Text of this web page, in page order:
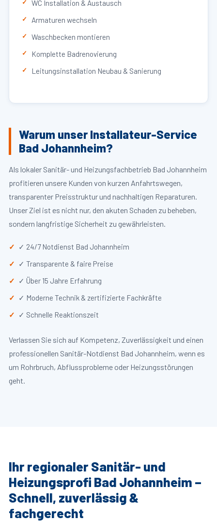
WC Installation & Austausch
Armaturen wechseln
Waschbecken montieren
Komplette Badrenovierung
Leitungsinstallation Neubau & Sanierung
Warum unser Installateur-Service
Bad Johannheim?
Als lokaler Sanitär- und Heizungsfachbetrieb Bad Johannheim
profitieren unsere Kunden von kurzen Anfahrtswegen,
transparenter Preisstruktur und nachhaltigen Reparaturen.
Unser Ziel ist es nicht nur, den akuten Schaden zu beheben,
sondern langfristige Sicherheit zu gewährleisten.
✓ 24/7 Notdienst Bad Johannheim
✓ Transparente & faire Preise
✓ Über 15 Jahre Erfahrung
✓ Moderne Technik & zertifizierte Fachkräfte
✓ Schnelle Reaktionszeit
Verlassen Sie sich auf Kompetenz, Zuverlässigkeit und einen
professionellen Sanitär-Notdienst Bad Johannheim, wenn es
um Rohrbruch, Abflussprobleme oder Heizungsstörungen
geht.
Ihr regionaler Sanitär- und
Heizungsprofi Bad Johannheim –
Schnell, zuverlässig &
fachgerecht